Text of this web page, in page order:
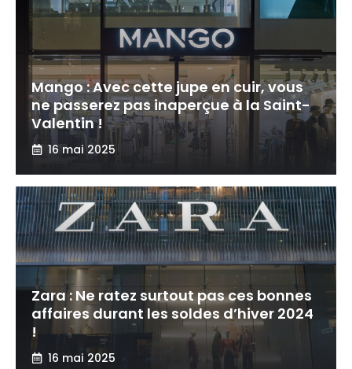
Mango : Avec cette jupe en cuir, vous
ne passerez pas inaperçue à la Saint-
Valentin !
16 mai 2025
Zara : Ne ratez surtout pas ces bonnes
affaires durant les soldes d’hiver 2024
!
16 mai 2025